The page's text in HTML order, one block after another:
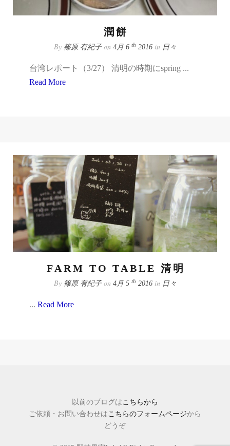
潤餅
By 篠原 有紀子on 4月 6 th 2016in 日々
台湾レポート（3/27） 清明の時期にspring ...
Read More
FARM TO TABLE 清明
By 篠原 有紀子on 4月 5 th 2016in 日々
... Read More
以前のブログはこちらから
ご依頼・お問い合わせはこちらのフォームページから
どうぞ